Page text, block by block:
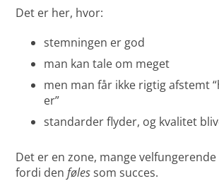
Det er her, hvor:
stemningen er god
man kan tale om meget
men man får ikke rigtig afstemt
er”
standarder flyder, og kvalitet
Det er en zone, mange
fordi denfølessom succes.